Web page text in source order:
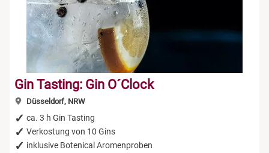
Gin Tasting: Gin O´Clock
Düsseldorf, NRW
ca. 3 h Gin Tasting
Verkostung von 10 Gins
inklusive Botenical Aromenproben